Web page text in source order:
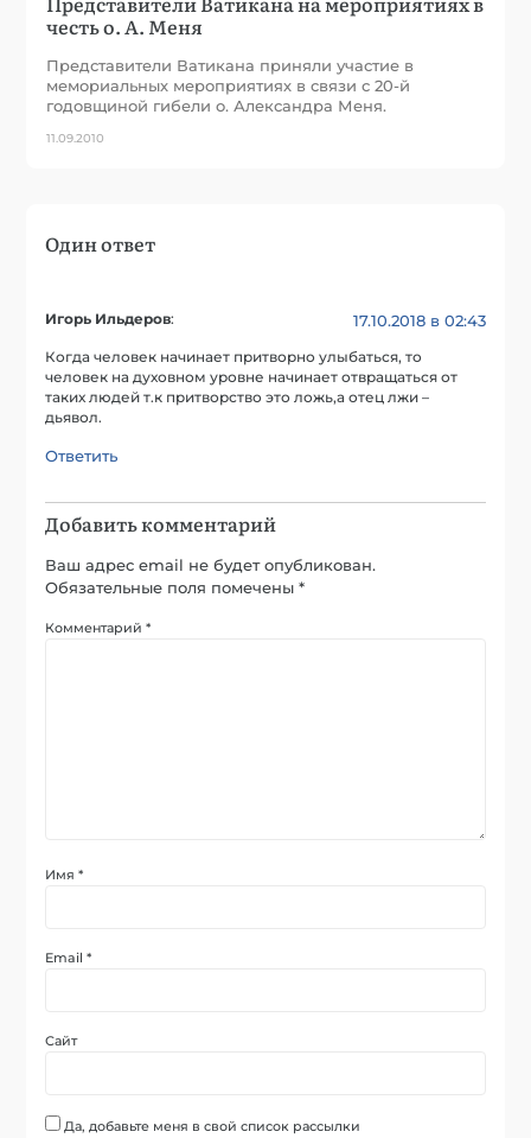
честь о. А. Меня
Представители Ватикана приняли участие в
мемориальных мероприятиях в связи с 20-й
годовщиной гибели о. Александра Меня.
11.09.2010
Один ответ
Игорь Ильдеров: 17.10.2018 в 02:43
Когда человек начинает притворно улыбаться, то
человек на духовном уровне начинает отвращаться от
таких людей т.к притворство это ложь,а отец лжи –
дьявол.
Ответить
Добавить комментарий
Ваш адрес email не будет опубликован.
Обязательные поля помечены*
Комментарий*
Имя*
Email*
Сайт
Да, добавьте меня в свой список рассылки